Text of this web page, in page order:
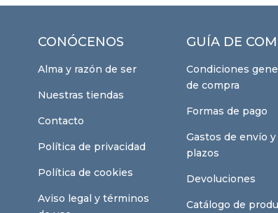
CONÓCENOS
Alma y razón de ser
Nuestras tiendas
Contacto
Política de privacidad
Política de cookies
Aviso legal y términos
GUÍA DE
Condiciones
de compra
Formas de pago
Gastos de envío y
plazos
Devoluciones
Catálogo de